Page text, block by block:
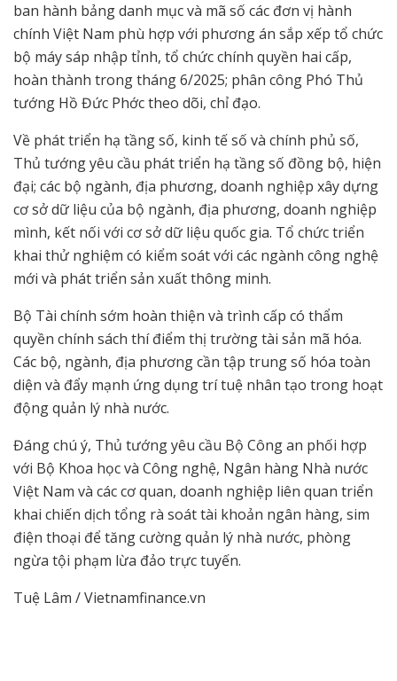
ban hành bảng danh mục và mã số các đơn vị hành
chính Việt Nam phù hợp với phương án sắp xếp tổ chức
bộ máy sáp nhập tỉnh, tổ chức chính quyền hai cấp,
hoàn thành trong tháng 6/2025; phân công Phó Thủ
tướng Hồ Đức Phớc theo dõi, chỉ đạo.
Về phát triển hạ tầng số, kinh tế số và chính phủ số,
Thủ tướng yêu cầu phát triển hạ tầng số đồng bộ, hiện
đại; các bộ ngành, địa phương, doanh nghiệp xây dựng
cơ sở dữ liệu của bộ ngành, địa phương, doanh nghiệp
mình, kết nối với cơ sở dữ liệu quốc gia. Tổ chức triển
khai thử nghiệm có kiểm soát với các ngành công nghệ
mới và phát triển sản xuất thông minh.
Bộ Tài chính sớm hoàn thiện và trình cấp có thẩm
quyền chính sách thí điểm thị trường tài sản mã hóa.
Các bộ, ngành, địa phương cần tập trung số hóa toàn
diện và đẩy mạnh ứng dụng trí tuệ nhân tạo trong hoạt
động quản lý nhà nước.
Đáng chú ý, Thủ tướng yêu cầu Bộ Công an phối hợp
với Bộ Khoa học và Công nghệ, Ngân hàng Nhà nước
Việt Nam và các cơ quan, doanh nghiệp liên quan triển
khai chiến dịch tổng rà soát tài khoản ngân hàng, sim
điện thoại để tăng cường quản lý nhà nước, phòng
ngừa tội phạm lừa đảo trực tuyến.
Tuệ Lâm / Vietnamfinance.vn